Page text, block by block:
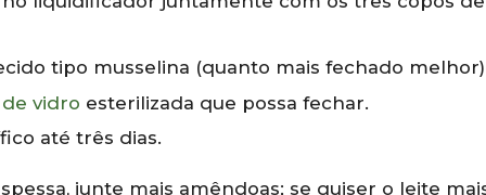
tipo musselina (quanto mais fechado
vidro esterilizada que possa fechar.
até três dias.
junte mais amêndoas; se quiser o leite